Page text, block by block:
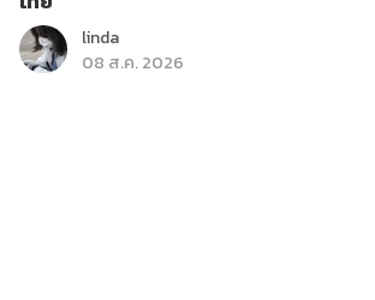
linda
08 ส.ค. 2026